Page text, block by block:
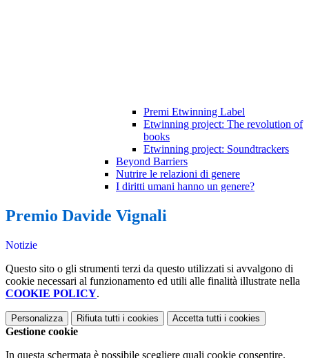
Premi Etwinning Label
Etwinning project: The revolution of
books
Etwinning project: Soundtrackers
Beyond Barriers
Nutrire le relazioni di genere
I diritti umani hanno un genere?
Premio Davide Vignali
Notizie
Questo sito o gli strumenti terzi da questo utilizzati si avvalgono di
cookie necessari al funzionamento ed utili alle finalità illustrate nella
COOKIE POLICY.
Personalizza Rifiuta tutti i cookies Accetta tutti i cookies
Gestione cookie
In questa schermata è possibile scegliere quali cookie consentire.